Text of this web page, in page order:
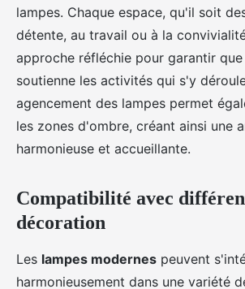
lampes. Chaque espace, qu'il soit
détente, au travail ou à la
approche réfléchie pour garantir
soutienne les activités qui s'y
agencement des lampes permet
les zones d'ombre, créant ainsi une
harmonieuse et accueillante.
Compatibilité avec
décoration
Les lampes modernes peuvent
harmonieusement dans une variété